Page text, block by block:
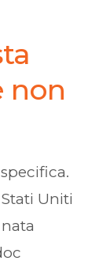
non
Uniti